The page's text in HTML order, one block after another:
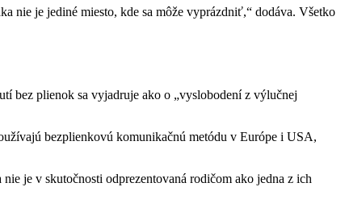
nie je jediné miesto, kde sa môže vyprázdniť,“ dodáva. Všetko
bez plienok sa vyjadruje ako o „vyslobodení z výlučnej
bezplienkovú komunikačnú metódu v Európe i USA,
je v skutočnosti odprezentovaná rodičom ako jedna z ich